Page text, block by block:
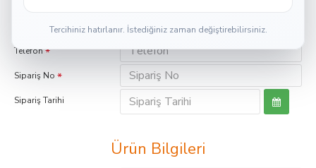
Tercihiniz hatırlanır. İstediğiniz zaman değiştirebilirsiniz.
Telefon
Sipariş No
Sipariş Tarihi
Ürün Bilgileri